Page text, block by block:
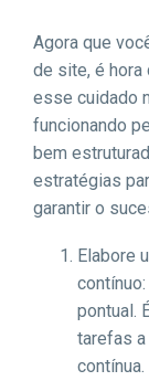
Agora que
de site, é
esse cuidado
funcionando
bem
estratégias
garantir o
Elabore
pontual.
tarefas